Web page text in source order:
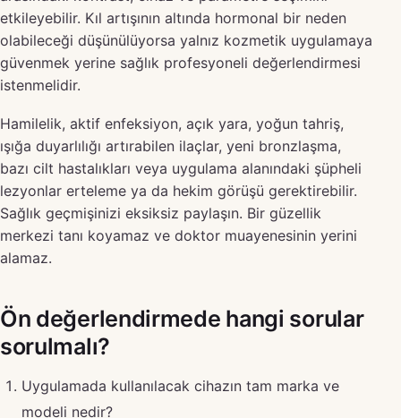
etkileyebilir. Kıl artışının altında hormonal bir neden
olabileceği düşünülüyorsa yalnız kozmetik uygulamaya
güvenmek yerine sağlık profesyoneli değerlendirmesi
istenmelidir.
Hamilelik, aktif enfeksiyon, açık yara, yoğun tahriş,
ışığa duyarlılığı artırabilen ilaçlar, yeni bronzlaşma,
bazı cilt hastalıkları veya uygulama alanındaki şüpheli
lezyonlar erteleme ya da hekim görüşü gerektirebilir.
Sağlık geçmişinizi eksiksiz paylaşın. Bir güzellik
merkezi tanı koyamaz ve doktor muayenesinin yerini
alamaz.
Ön değerlendirmede hangi sorular
sorulmalı?
Uygulamada kullanılacak cihazın tam marka ve
modeli nedir?